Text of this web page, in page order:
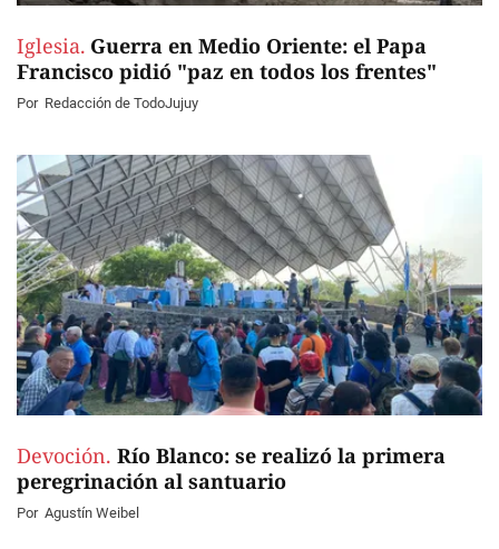
Iglesia. Guerra en Medio Oriente: el Papa
Francisco pidió "paz en todos los frentes"
Por Redacción de TodoJujuy
Devoción. Río Blanco: se realizó la primera
peregrinación al santuario
Por Agustín Weibel